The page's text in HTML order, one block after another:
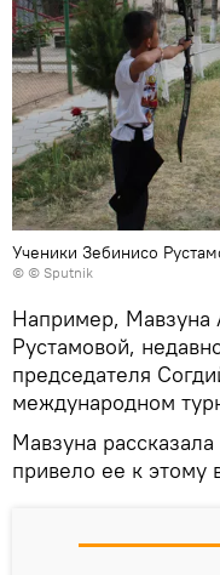
Ученики Зебинисо
© © Sputnik
Например, Мавзуна
Рустамовой,
председателя
международном
Мавзуна
привело ее к этому